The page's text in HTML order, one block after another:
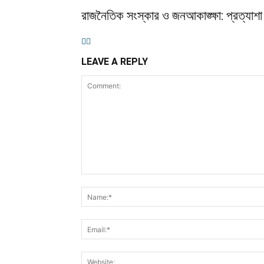
রাজনৈতিক সংস্কার ও জনআকাঙ্ক্ষা: প্রত্যাশা
LEAVE A REPLY